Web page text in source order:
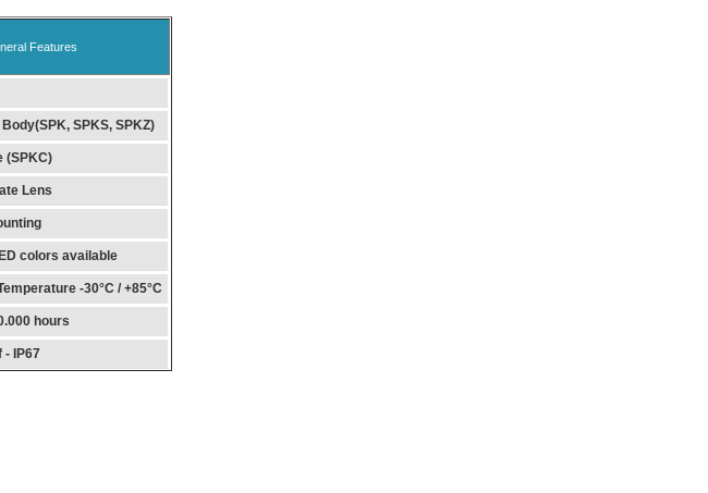
Features
SPKS, SPKZ)
(SPKC)
Lens
colors available
-30°C / +85°C
hours
- IP67